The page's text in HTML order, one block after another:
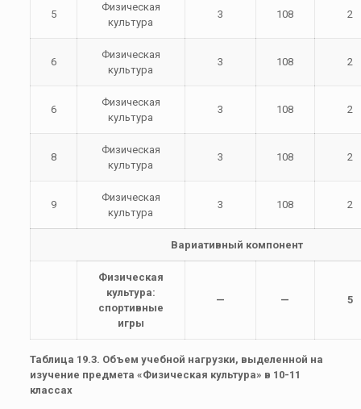
5
Физическая
культура
3 108 2
6
Физическая
культура
3 108 2
6
Физическая
культура
3 108 2
8
Физическая
культура
3 108 2
9
Физическая
культура
3 108 2
Вариативный компонент
Физическая
культура:
спортивные
игры
— — 5
Таблица 19.3. Объем учебной нагрузки, выделенной на
изучение предмета «Физическая культура» в 10-11
классах